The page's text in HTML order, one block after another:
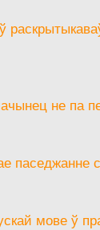
не па
паседжанне
мове ў